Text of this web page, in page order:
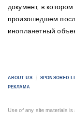
документ, в
произошедшем
инопланетный
ABOUT US SPONSORED
РЕКЛАМА
Use of any site materials